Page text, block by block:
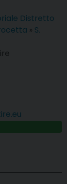
Distretto
» S.